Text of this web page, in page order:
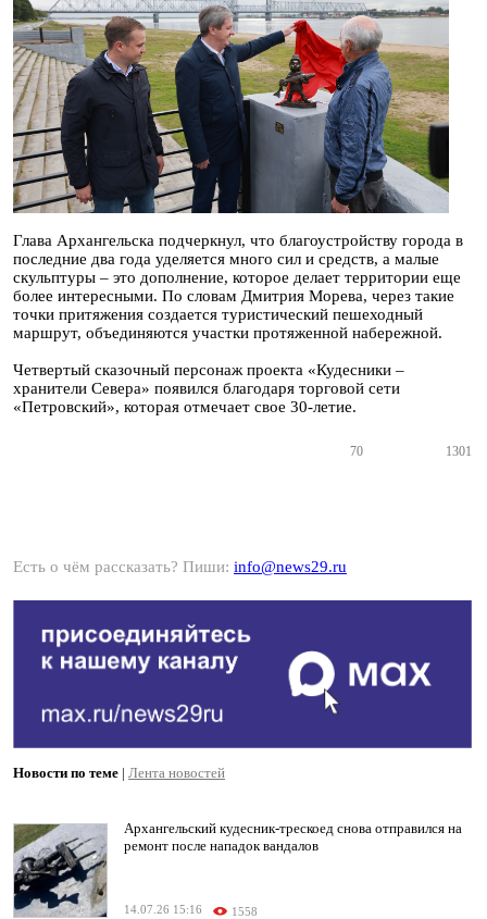
Глава Архангельска подчеркнул, что благоустройству города в
последние два года уделяется много сил и средств, а малые
скульптуры – это дополнение, которое делает территории еще
более интересными. По словам Дмитрия Морева, через такие
точки притяжения создается туристический пешеходный
маршрут, объединяются участки протяженной набережной.
Четвертый сказочный персонаж проекта «Кудесники –
хранители Севера» появился благодаря торговой сети
«Петровский», которая отмечает свое 30-летие.
70 1301
Есть о чём рассказать? Пиши: info@news29.ru
Новости по теме | Лента новостей
Архангельский кудесник-трескоед снова отправился на
ремонт после нападок вандалов
14.07.26 15:16 1558